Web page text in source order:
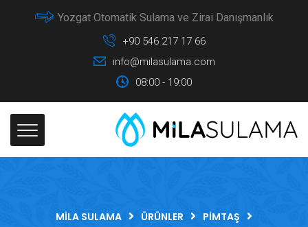
Yozgat Otomatik Sulama ve Zirai Danışmanlık
+90 546 217 17 66
info@milasulama.com
08:00 - 19:00
MILA SULAMA ÜRÜNLER
PIMTAŞ